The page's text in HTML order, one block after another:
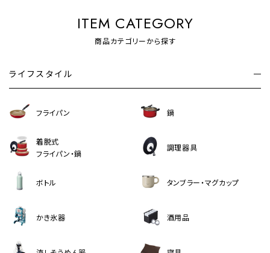
ITEM CATEGORY
商品カテゴリーから探す
ライフスタイル
フライパン 鍋
着脱式
フライパン・鍋
調理器具
ボトル タンブラー・マグカップ
かき氷器 酒用品